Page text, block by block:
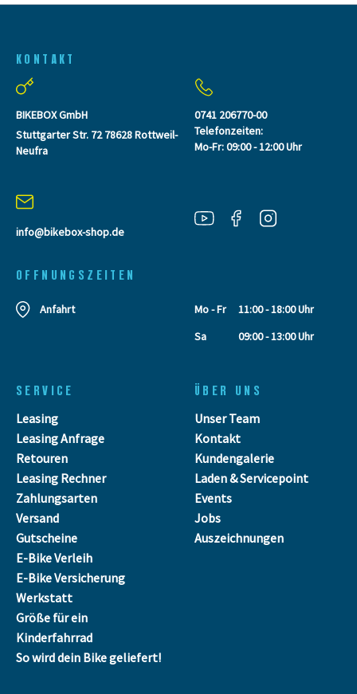
KONTAKT
BIKEBOX GmbH
Stuttgarter Str. 72 78628 Rottweil-
Neufra
info@bikebox-shop.de
0741 206770-00
Telefonzeiten:
Mo-Fr: 09:00 - 12:00 Uhr
OFFNUNGSZEITEN
Anfahrt Mo - Fr
11:00 - 18:00 Uhr
Sa
09:00 - 13:00 Uhr
SERVICE
Leasing
Leasing Anfrage
Retouren
Leasing Rechner
Zahlungsarten
Versand
Gutscheine
E-Bike Verleih
E-Bike Versicherung
Werkstatt
Größe für ein
Kinderfahrrad
So wird dein Bike geliefert!
ÜBER UNS
Unser Team
Kontakt
Kundengalerie
Laden & Servicepoint
Events
Jobs
Auszeichnungen